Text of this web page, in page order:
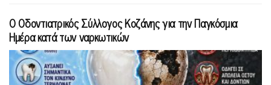
Ο Οδοντιατρικός Σύλλογος Κοζάνης για την Παγκόσμια
Ημέρα κατά των ναρκωτικών